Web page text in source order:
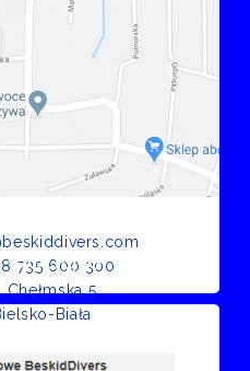
735 600 300
Chełmska 5
Biała
Google